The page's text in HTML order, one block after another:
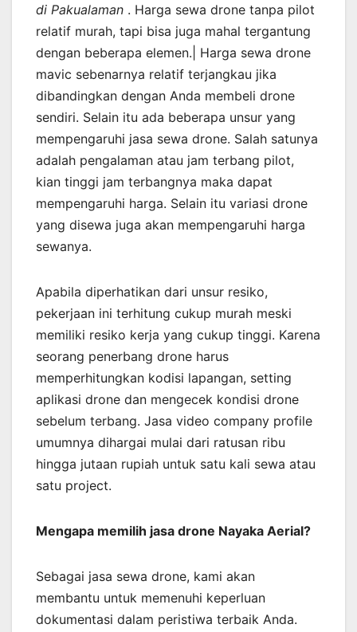
di Pakualaman . Harga sewa drone tanpa pilot
relatif murah, tapi bisa juga mahal tergantung
dengan beberapa elemen.| Harga sewa drone
mavic sebenarnya relatif terjangkau jika
dibandingkan dengan Anda membeli drone
sendiri. Selain itu ada beberapa unsur yang
mempengaruhi jasa sewa drone. Salah satunya
adalah pengalaman atau jam terbang pilot,
kian tinggi jam terbangnya maka dapat
mempengaruhi harga. Selain itu variasi drone
yang disewa juga akan mempengaruhi harga
sewanya.
Apabila diperhatikan dari unsur resiko,
pekerjaan ini terhitung cukup murah meski
memiliki resiko kerja yang cukup tinggi. Karena
seorang penerbang drone harus
memperhitungkan kodisi lapangan, setting
aplikasi drone dan mengecek kondisi drone
sebelum terbang. Jasa video company profile
umumnya dihargai mulai dari ratusan ribu
hingga jutaan rupiah untuk satu kali sewa atau
satu project.
Mengapa memilih jasa drone Nayaka Aerial?
Sebagai jasa sewa drone, kami akan
membantu untuk memenuhi keperluan
dokumentasi dalam peristiwa terbaik Anda.